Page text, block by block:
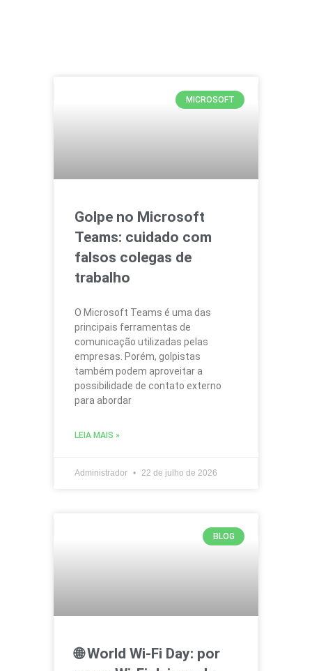
MICROSOFT
Golpe no Microsoft
Teams: cuidado com
falsos colegas de
trabalho
O Microsoft Teams é uma das
principais ferramentas de
comunicação utilizadas pelas
empresas. Porém, golpistas
também podem aproveitar a
possibilidade de contato externo
para abordar
LEIA MAIS »
Administrador 22 de julho de 2026
BLOG
🌐 World Wi‑Fi Day: por